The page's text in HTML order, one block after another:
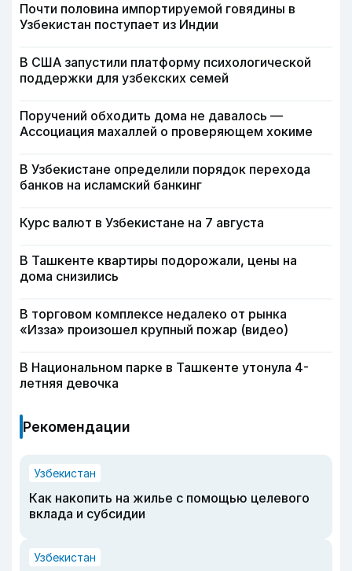
Почти половина импортируемой говядины в
Узбекистан поступает из Индии
В США запустили платформу психологической
поддержки для узбекских семей
Поручений обходить дома не давалось —
Ассоциация махаллей о проверяющем хокиме
В Узбекистане определили порядок перехода
банков на исламский банкинг
Курс валют в Узбекистане на 7 августа
В Ташкенте квартиры подорожали, цены на
дома снизились
В торговом комплексе недалеко от рынка
«Изза» произошел крупный пожар (видео)
В Национальном парке в Ташкенте утонула 4-
летняя девочка
Рекомендации
Узбекистан
Как накопить на жилье с помощью целевого
вклада и субсидии
Узбекистан